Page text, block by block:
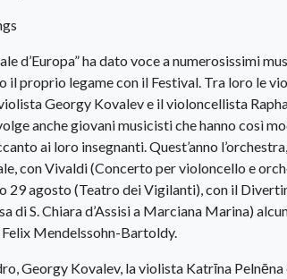
d’Europa” ha dato voce a numerosissimi
proprio legame con il Festival. Tra loro le
Georgy Kovalev e il violoncellista
anche giovani musicisti che hanno così
ai loro insegnanti. Quest’anno
con Vivaldi (Concerto per violoncello e
29 agosto (Teatro dei Vigilanti), con il
di S. Chiara d’Assisi a Marciana Marina)
Mendelssohn-Bartoldy.
Georgy Kovalev, la violista Katrīna